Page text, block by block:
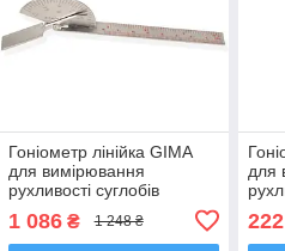
Гоніометр лінійка GIMA
для вимірювання
рухливості суглобів
Італія
1 086₴ 1 248 ₴
для
222